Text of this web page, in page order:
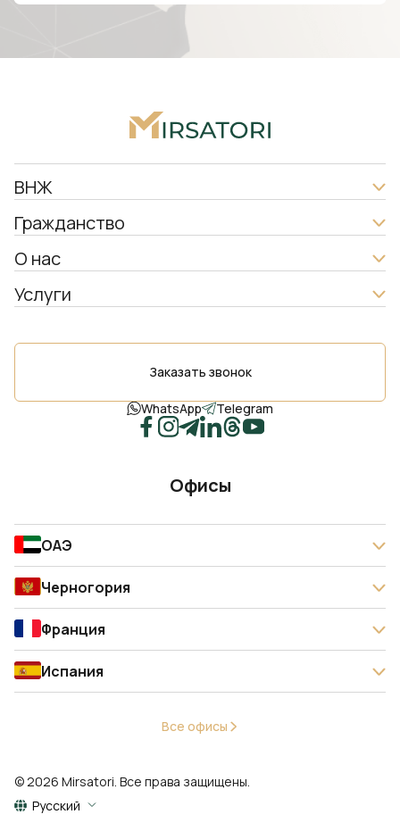
Заказать звонок
WhatsApp Telegram
ВНЖ
Гражданство
О нас
Услуги
Офисы
ОАЭ
Черногория
Франция
Испания
Все офисы
© 2026 Mirsatori. Все права защищены.
Русский